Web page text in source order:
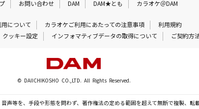
お問い合わせ DAM DAM★とも カラオケ＠DAM
について カラオケご利用にあたっての注意事項
利用規約
クッキー設定 インフォマティブデータの取得について ご契約方
© DAIICHIKOSHO CO.,LTD. All Rights Reserved.
声等を、手段や形態を問わず、著作権法の定める範囲を超えて無断で複製、転